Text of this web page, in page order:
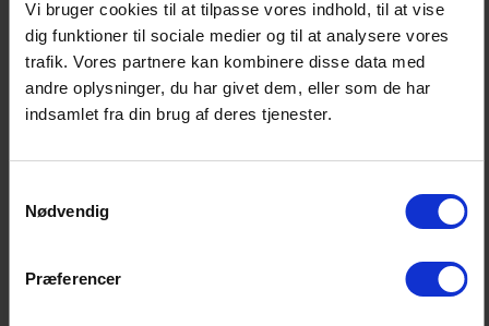
Vi bruger cookies til at tilpasse vores indhold, til at vise
dig funktioner til sociale medier og til at analysere vores
trafik. Vores partnere kan kombinere disse data med
andre oplysninger, du har givet dem, eller som de har
indsamlet fra din brug af deres tjenester.
Nødvendig
Præferencer
afkastforventningerne offentliggøres ud fra aktuelle
markedsdata.
De nye afkastforventninger træder i kraft pr. 1. juli 2026.
https://www.afkastforventninger.dk/